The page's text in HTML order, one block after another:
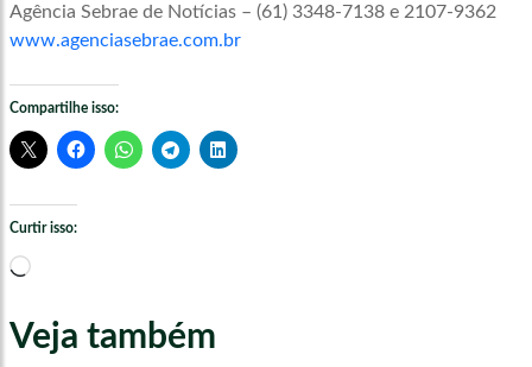
Agência Sebrae de Notícias – (61) 3348-7138 e 2107-9362
www.agenciasebrae.com.br
Compartilhe isso:
Curtir isso:
Carregando...
Veja também